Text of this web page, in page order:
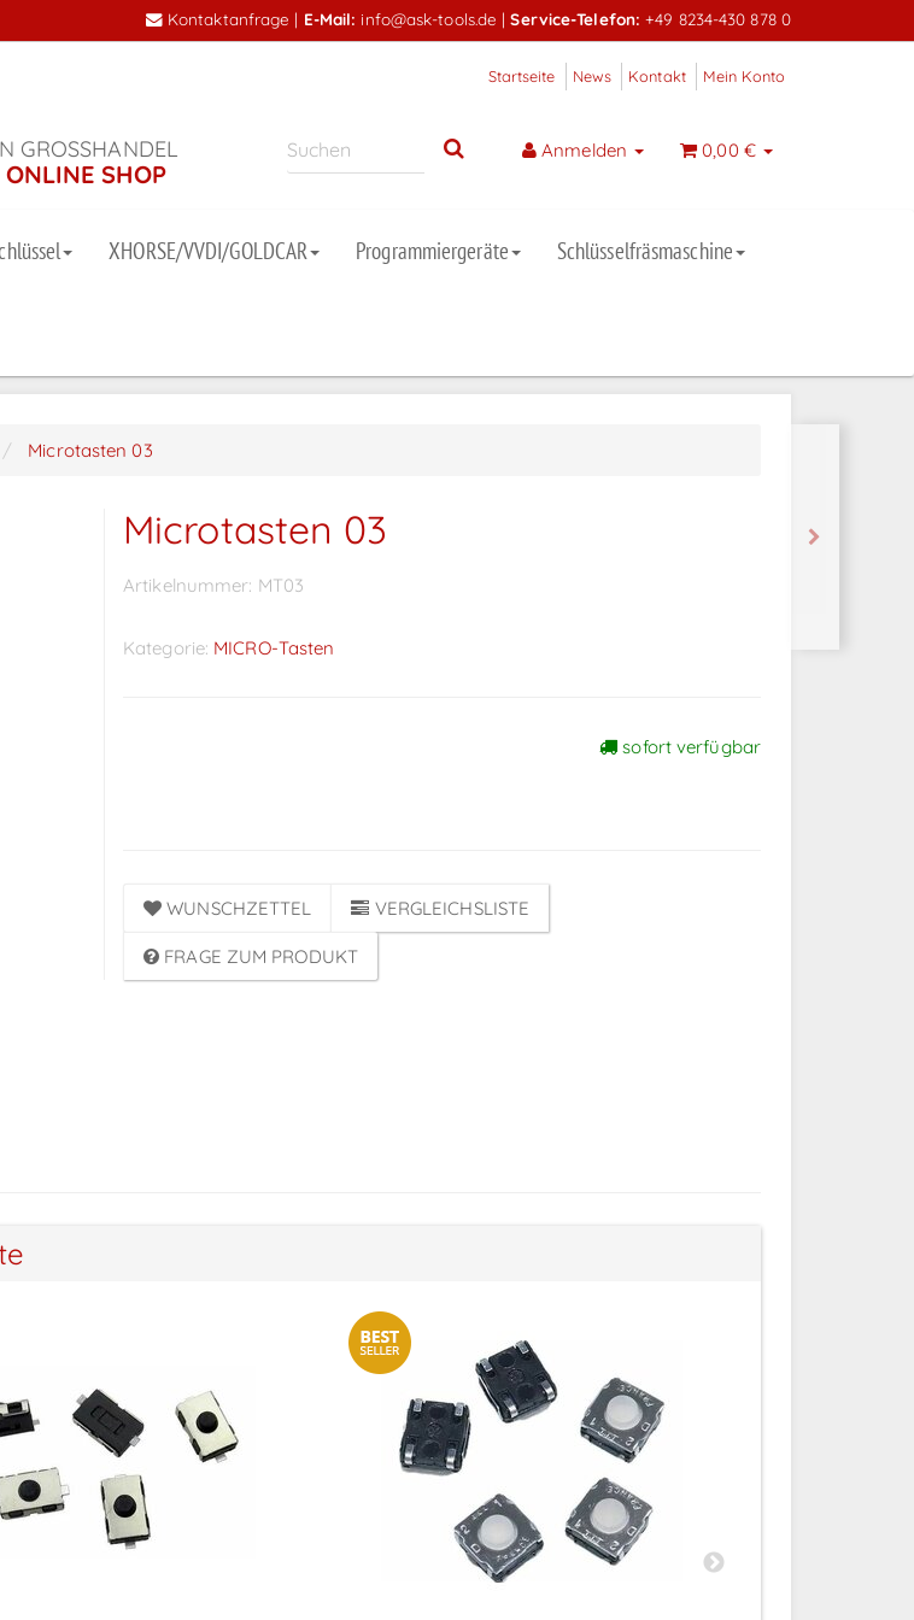
Kontaktanfrage | E-Mail: info@ask-tools.de |Service-Telefon: +49 8234-430 878 0
Startseite News Kontakt Mein Konto
GROSSHANDEL
SHOP
Anmelden 0,00 €
XHORSE/VVDI/GOLDCAR Programmiergeräte Schlüsselfräsmaschine
Microtasten 03
Microtasten 03
Artikelnummer: MT03
Kategorie: MICRO-Tasten
sofort verfügbar
WUNSCHZETTEL VERGLEICHSLISTE
FRAGE ZUM PRODUKT